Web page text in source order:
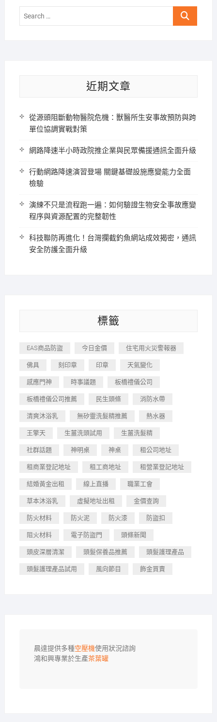
Search
近期文章
從源頭阻斷動物醫院危機：獸醫所生安事故預防與跨
單位協調實戰對策
網路降速半小時政院推企業與民眾備援通訊全面升級
行動網路降速演習登場 關鍵基礎設施應變能力全面
檢驗
演練不只是流程跑一遍：如何驗證生物安全事故應變
程序與資源配置的完整韌性
科技聯防再進化！台灣攔截釣魚網站成效揭密，通訊
安全防護全面升級
標籤
EAS商品防盜 今日金價 住宅用火災警報器
佛具 刻印章 印章 天氣變化
感應門神 時事議題 板橋禮儀公司
板橋禮儀公司推薦 民生頭條 消防水帶
清爽沐浴乳 無矽靈洗髮精推薦 熱水器
王擎天 生薑洗頭試用 生薑洗髮精
社群話題 神明桌 神桌 租公司地址
租商業登記地址 租工商地址 租營業登記地址
結婚黃金出租 線上直播 職業工會
草本沐浴乳 虛擬地址出租 金價查詢
防火材料 防火泥 防火漆 防盜扣
阻火材料 電子防盜門 頭條新聞
頭皮深層清潔 頭髮保養品推薦 頭髮護理產品
頭髮護理產品試用 風向節目 飾金買賣
晨達提供多種空壓機使用狀況諮詢
鴻和興專業於生產茶葉罐